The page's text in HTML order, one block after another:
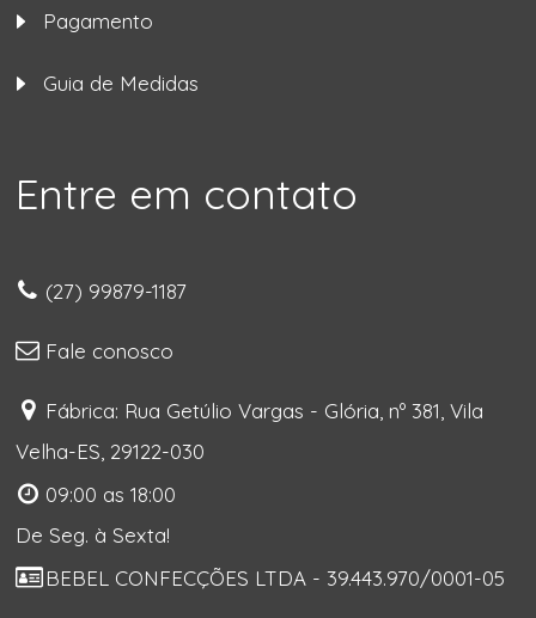
Pagamento
Guia de Medidas
Entre em contato
(27) 99879-1187
Fale conosco
Fábrica: Rua Getúlio Vargas - Glória, nº 381, Vila
Velha-ES, 29122-030
09:00 as 18:00
De Seg. à Sexta!
BEBEL CONFECÇÕES LTDA - 39.443.970/0001-05